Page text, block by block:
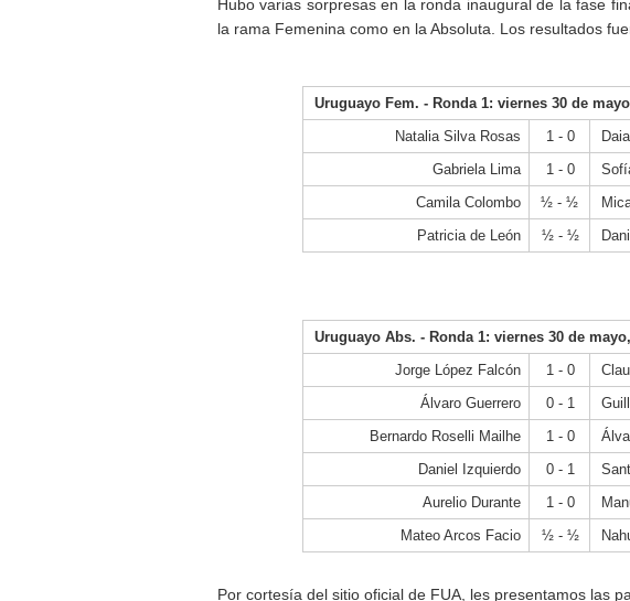
Hubo varias sorpresas en la ronda inaugural de la fase
la rama Femenina como en la Absoluta. Los resultados
Uruguayo Fem. - Ronda 1: viernes 30 de
Natalia Silva Rosas
1 - 0
Gabriela Lima
1 - 0
Camila Colombo
½ - ½
Patricia de León
½ - ½
Uruguayo Abs. - Ronda 1: viernes 30 de
Jorge López Falcón
1 - 0
Álvaro Guerrero
0 - 1
Bernardo Roselli Mailhe
1 - 0
Daniel Izquierdo
0 - 1
Aurelio Durante
1 - 0
Mateo Arcos Facio
½ - ½
Por cortesía del sitio oficial de FUA, les presentamos las